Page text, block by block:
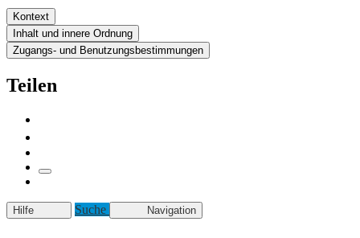
Kontext
Inhalt und innere Ordnung
Zugangs- und Benutzungsbestimmungen
Teilen
Hilfe Suche Navigation